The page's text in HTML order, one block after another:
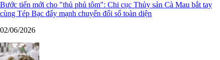
Bước tiến mới cho "thủ phủ tôm": Chi cục Thủy sản Cà Mau bắt tay
cùng Tép Bạc đẩy mạnh chuyển đổi số toàn diện
02/06/2026